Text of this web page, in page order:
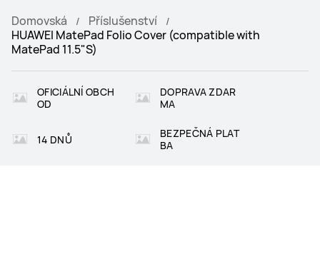
Domovská
Příslušenství
HUAWEI MatePad Folio Cover (compatible with
MatePad 11.5"S)
OFICIÁLNÍ OBCH
OD
DOPRAVA ZDAR
MA
14 DNŮ
BEZPEČNÁ PLAT
BA